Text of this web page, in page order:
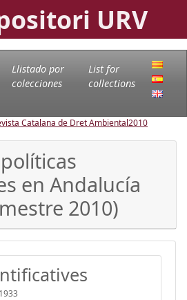
URV
Llistado por
colecciones
List for
collections
Catalana de Dret Ambiental2010
en Andalucía
2010)